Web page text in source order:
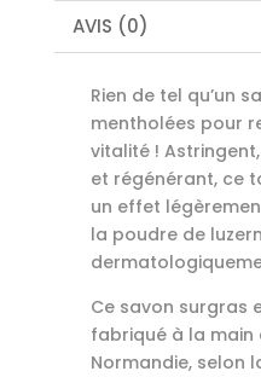
AVIS (0)
Rien de tel qu’un
mentholées pour
vitalité !
et régénérant, ce
un effet
la poudre de
Ce savon surgras
fabriqué à la main
Normandie, selon